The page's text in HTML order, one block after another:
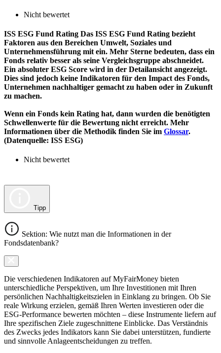
Nicht bewertet
ISS ESG Fund Rating Das ISS ESG Fund Rating bezieht
Faktoren aus den Bereichen Umwelt, Soziales und
Unternehmensführung mit ein. Mehr Sterne bedeuten, dass ein
Fonds relativ besser als seine Vergleichsgruppe abschneidet.
Ein absoluter ESG Score wird in der Detailansicht angezeigt.
Dies sind jedoch keine Indikatoren für den Impact des Fonds,
Unternehmen nachhaltiger gemacht zu haben oder in Zukunft
zu machen.
Wenn ein Fonds kein Rating hat, dann wurden die benötigten
Schwellenwerte für die Bewertung nicht erreicht. Mehr
Informationen über die Methodik finden Sie im Glossar.
(Datenquelle: ISS ESG)
Nicht bewertet
Tipp
Sektion: Wie nutzt man die Informationen in der
Fondsdatenbank?
Die verschiedenen Indikatoren auf MyFairMoney bieten
unterschiedliche Perspektiven, um Ihre Investitionen mit Ihren
persönlichen Nachhaltigkeitszielen in Einklang zu bringen. Ob Sie
reale Wirkung erzielen, gemäß Ihren Werten investieren oder die
ESG-Performance bewerten möchten – diese Instrumente liefern auf
Ihre spezifischen Ziele zugeschnittene Einblicke. Das Verständnis
des Zwecks jedes Indikators kann Sie dabei unterstützen, fundierte
und sinnvolle Anlageentscheidungen zu treffen.